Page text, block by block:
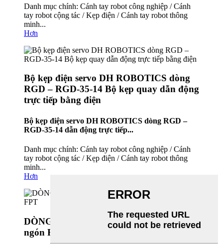
Danh mục chính: Cánh tay robot công nghiệp / Cánh
tay robot cộng tác / Kẹp điện / Cánh tay robot thông
minh...
Hơn
Bộ kẹp điện servo DH ROBOTICS dòng
RGD – RGD-35-14 Bộ kẹp quay dẫn động
trực tiếp bằng điện
Bộ kẹp điện servo DH ROBOTICS dòng RGD –
RGD-35-14 dẫn động trực tiếp...
Danh mục chính: Cánh tay robot công nghiệp / Cánh
tay robot cộng tác / Kẹp điện / Cánh tay robot thông
minh...
Hơn
DÒNG MÔ-ĐUN KẸP – Kẹp tịnh tiến ba
ngón FPT